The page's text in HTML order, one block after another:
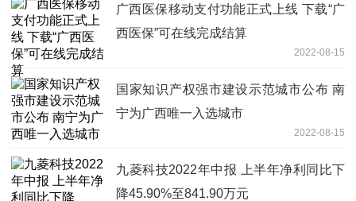
广西医保移动支付功能正式上线 下载“广
西医保”可在线完成结算
2022-08-15
国家知识产权强市建设示范城市公布 南
宁为广西唯一入选城市
2022-08-15
九菱科技2022年中报 上半年净利同比下
降45.90%至841.90万元